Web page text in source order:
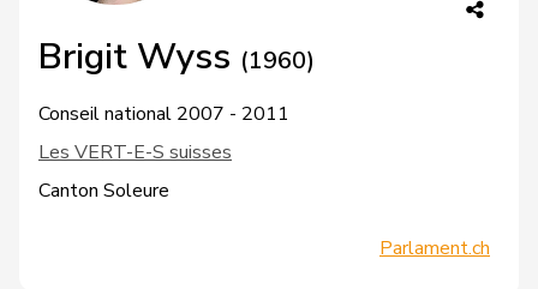
Brigit Wyss (1960)
Conseil national 2007 - 2011
Les VERT-E-S suisses
Canton Soleure
Parlament.ch